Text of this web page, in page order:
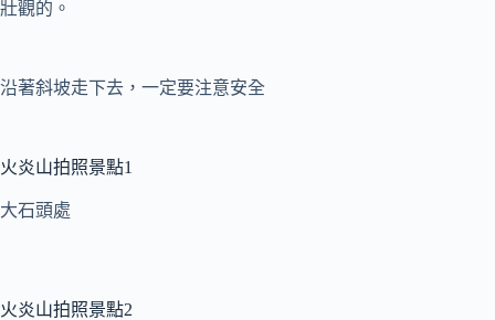
壯觀的。
沿著斜坡走下去，一定要注意安全
火炎山拍照景點1
大石頭處
火炎山拍照景點2